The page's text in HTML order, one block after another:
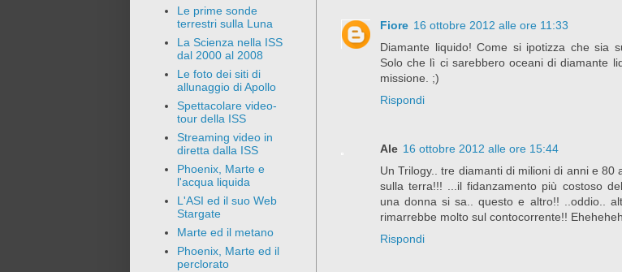
Fiore 16 ottobre 2012 alle ore 11:33
Diamante liquido! Come si ipotizza che sia
Solo che lì ci sarebbero oceani di diamante
missione. ;)
Rispondi
Ale 16 ottobre 2012 alle ore 15:44
Un Trilogy.. tre diamanti di milioni di anni e 80
sulla terra!!! ...il fidanzamento più costoso
una donna si sa.. questo e altro!! ..oddio..
rimarrebbe molto sul contocorrente!!
Rispondi
Le prime sonde
terrestri sulla Luna
La Scienza nella ISS
dal 2000 al 2008
Le foto dei siti di
allunaggio di Apollo
Spettacolare video-
tour della ISS
Streaming video in
diretta dalla ISS
Phoenix, Marte e
l'acqua liquida
L'ASI ed il suo Web
Stargate
Marte ed il metano
Phoenix, Marte ed il
perclorato